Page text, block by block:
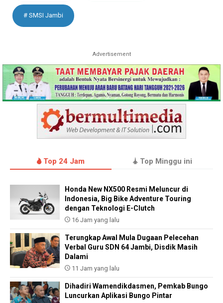
# SMSI Jambi
Advertisement
Top 24 Jam Top Minggu ini
Honda New NX500 Resmi Meluncur di
Indonesia, Big Bike Adventure Touring
dengan Teknologi E-Clutch
16 Jam yang lalu
Terungkap Awal Mula Dugaan Pelecehan
Verbal Guru SDN 64 Jambi, Disdik Masih
Dalami
11 Jam yang lalu
Dihadiri Wamendikdasmen, Pemkab Bungo
Luncurkan Aplikasi Bungo Pintar